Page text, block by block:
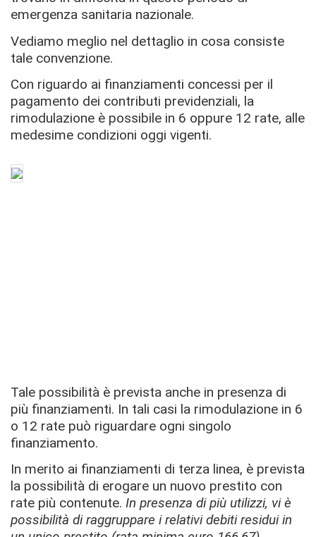
emergenza sanitaria nazionale.
Vediamo meglio nel dettaglio in cosa consiste
tale convenzione.
Con riguardo ai finanziamenti concessi per il
pagamento dei contributi previdenziali, la
rimodulazione è possibile in 6 oppure 12 rate, alle
medesime condizioni oggi vigenti.
Tale possibilità è prevista anche in presenza di
più finanziamenti. In tali casi la rimodulazione in 6
o 12 rate può riguardare ogni singolo
finanziamento.
In merito ai finanziamenti di terza linea, è prevista
la possibilità di erogare un nuovo prestito con
rate più contenute. In presenza di più utilizzi, vi è
possibilità di raggruppare i relativi debiti residui in